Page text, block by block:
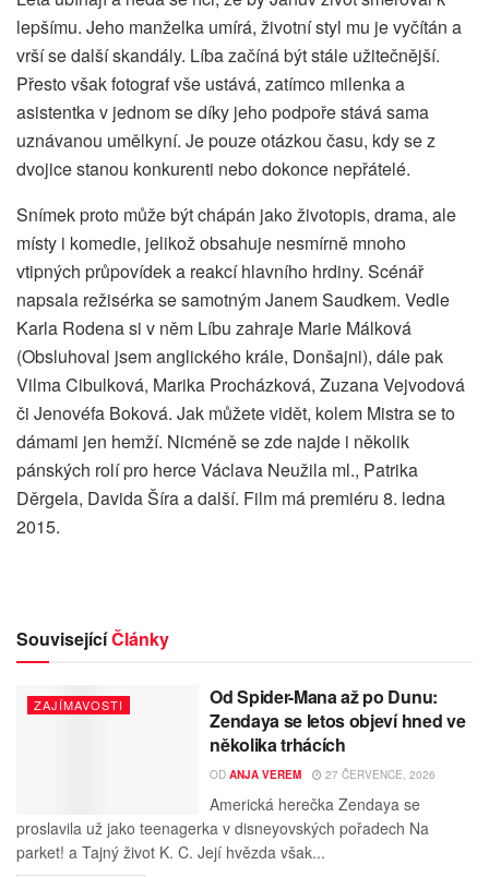
lepšímu. Jeho manželka umírá, životní styl mu je vyčítán a
vrší se další skandály. Líba začíná být stále užitečnější.
Přesto však fotograf vše ustává, zatímco milenka a
asistentka v jednom se díky jeho podpoře stává sama
uznávanou umělkyní. Je pouze otázkou času, kdy se z
dvojice stanou konkurenti nebo dokonce nepřátelé.
Snímek proto může být chápán jako životopis, drama, ale
místy i komedie, jelikož obsahuje nesmírně mnoho
vtipných průpovídek a reakcí hlavního hrdiny. Scénář
napsala režisérka se samotným Janem Saudkem. Vedle
Karla Rodena si v něm Líbu zahraje Marie Málková
(Obsluhoval jsem anglického krále, Donšajni), dále pak
Vilma Cibulková, Marika Procházková, Zuzana Vejvodová
či Jenovéfa Boková. Jak můžete vidět, kolem Mistra se to
dámami jen hemží. Nicméně se zde najde i několik
pánských rolí pro herce Václava Neužila ml., Patrika
Děrgela, Davida Šíra a další. Film má premiéru 8. ledna
2015.
SouvisejícíČlánky
ZAJÍMAVOSTI
Od Spider-Mana až po Dunu:
Zendaya se letos objeví hned ve
několika trhácích
OD ANJA VEREM 27 ČERVENCE, 2026
Americká herečka Zendaya se
proslavila už jako teenagerka v disneyovských pořadech Na
parket! a Tajný život K. C. Její hvězda však...